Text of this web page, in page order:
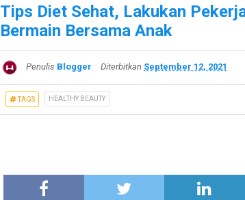
Tips Diet Sehat, Lakukan
Bermain Bersama Anak
Penulis Blogger Diterbitkan September 12, 2021
TAGS HEALTHY BEAUTY